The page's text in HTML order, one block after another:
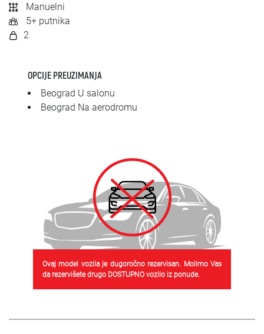
СРПСКИ
Manuelni
5+ putnika
2
OPCIJE PREUZIMANJA
Beograd U salonu
Beograd Na aerodromu
Ovaj model vozila je dugoročno rezervisan. Molimo Vas
da rezervišete drugo DOSTUPNO vozilo iz ponude.